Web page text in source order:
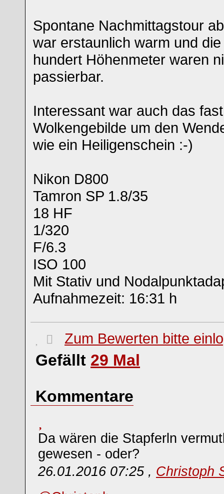
Spontane Nachmittagstour
war erstaunlich warm und
hundert Höhenmeter waren
passierbar.
Interessant war auch das
Wolkengebilde um den
wie ein Heiligenschein :-)
Nikon D800
Tamron SP 1.8/35
18 HF
1/320
F/6.3
ISO 100
Mit Stativ und
Aufnahmezeit: 16:31 h
Zum Bewerten bitte
Gefällt 29 Mal
Kommentare
Da wären die Stapferln
gewesen - oder?
26.01.2016 07:25 , Christoph